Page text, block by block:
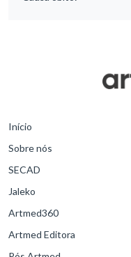
Início
Sobre nós
SECAD
Jaleko
Artmed360
Artmed Editora